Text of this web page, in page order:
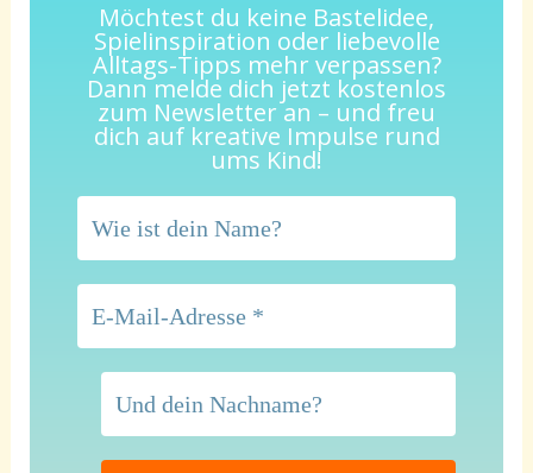
Möchtest du keine Bastelidee,
Spielinspiration oder liebevolle
Alltags-Tipps mehr verpassen?
Dann melde dich jetzt kostenlos
zum Newsletter an – und freu
dich auf kreative Impulse rund
ums Kind!